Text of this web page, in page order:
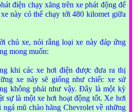
điện chạy xăng trên xe phát động để
này có thể chạy tới 480 kilomet giữa
chủ xe, nói rằng loại xe này đáp ứng
mong muốn:
khi các xe hơi điện được đưa ra thị
xe này sẽ giống như chiếc xe sử
không phải như vậy. Đây là một kỳ
sự là một xe hơi hoạt động tốt. Xe hơi
mũ chào hãng Chevrolet về những